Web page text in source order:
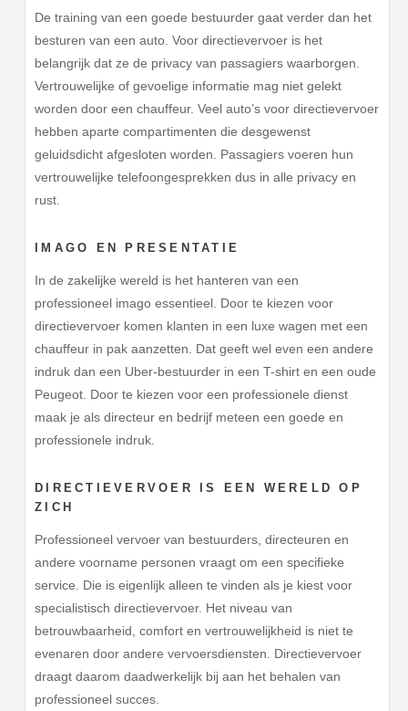
De training van een goede bestuurder gaat verder dan het
besturen van een auto. Voor directievervoer is het
belangrijk dat ze de privacy van passagiers waarborgen.
Vertrouwelijke of gevoelige informatie mag niet gelekt
worden door een chauffeur. Veel auto’s voor directievervoer
hebben aparte compartimenten die desgewenst
geluidsdicht afgesloten worden. Passagiers voeren hun
vertrouwelijke telefoongesprekken dus in alle privacy en
rust.
IMAGO EN PRESENTATIE
In de zakelijke wereld is het hanteren van een
professioneel imago essentieel. Door te kiezen voor
directievervoer komen klanten in een luxe wagen met een
chauffeur in pak aanzetten. Dat geeft wel even een andere
indruk dan een Uber-bestuurder in een T-shirt en een oude
Peugeot. Door te kiezen voor een professionele dienst
maak je als directeur en bedrijf meteen een goede en
professionele indruk.
DIRECTIEVERVOER IS EEN WERELD OP
ZICH
Professioneel vervoer van bestuurders, directeuren en
andere voorname personen vraagt om een specifieke
service. Die is eigenlijk alleen te vinden als je kiest voor
specialistisch directievervoer. Het niveau van
betrouwbaarheid, comfort en vertrouwelijkheid is niet te
evenaren door andere vervoersdiensten. Directievervoer
draagt daarom daadwerkelijk bij aan het behalen van
professioneel succes.